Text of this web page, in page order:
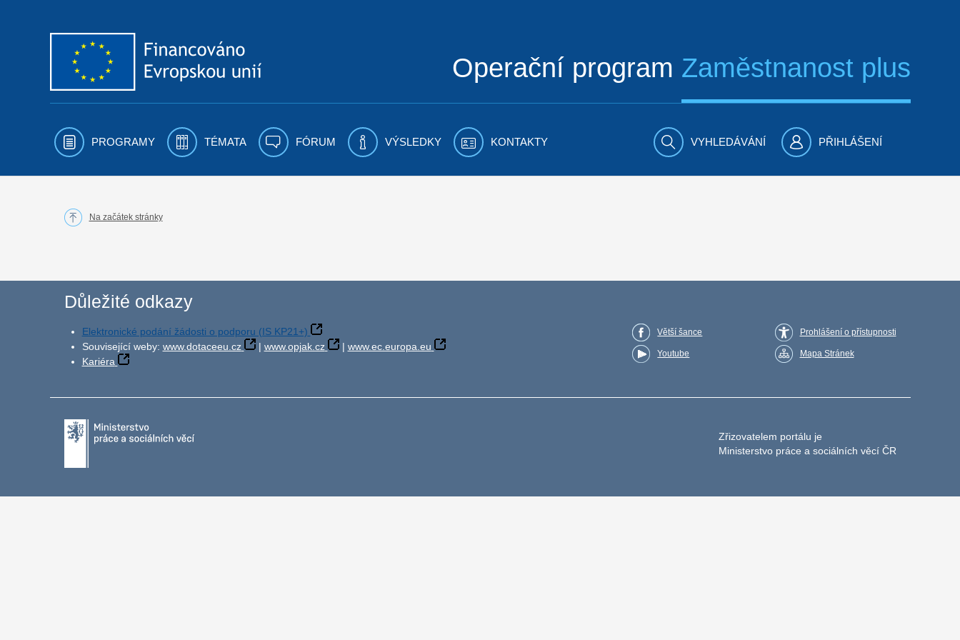
Operační program Zaměstnanost plus
PROGRAMY TÉMATA FÓRUM VÝSLEDKY KONTAKTY VYHLEDÁVÁNÍ PŘIHLÁŠENÍ
Na začátek stránky
Důležité odkazy
Elektronické podání žádosti o podporu (IS KP21+)
Související weby: www.dotaceeu.cz | www.opjak.cz | www.ec.europa.eu
Kariéra
Větší šance
Youtube
Prohlášení o přístupnosti
Mapa Stránek
Zřizovatelem portálu je
Ministerstvo práce a sociálních věcí ČR